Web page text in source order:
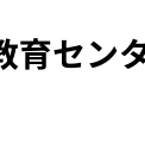
育セン